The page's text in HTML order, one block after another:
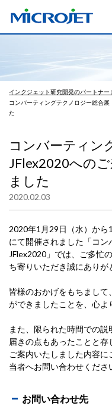
インクジェット研究開発のパートナー
コンバーティングテクノロジー総合
た
コンバーティン
JFlex2020への
ました
2020.02.03
2020年1月29日（水）から
にて開催されました「コ
JFlex2020」では、ご多忙
ち寄りいただき誠にありが
皆様のおかげをもちまして
ができましたことを、心よ
また、限られた時間での
届きの点もあったことと存
ご案内いたしました内容
当者へお問い合わせくださ
お問い合わせ先